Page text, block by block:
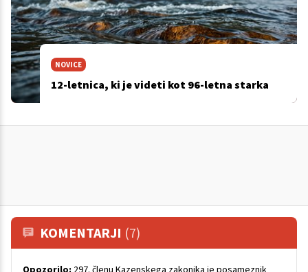
NOVICE
12-letnica, ki je videti kot 96-letna starka
KOMENTARJI (7)
Opozorilo: 297. členu Kazenskega zakonika je posameznik